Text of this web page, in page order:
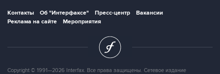
Контакты Об "Интерфаксе" Пресс-центр
Вакансии
Реклама на сайте
Мероприятия
Copyright © 1991—2026 Interfax. Все права защищены. Сетевое издание